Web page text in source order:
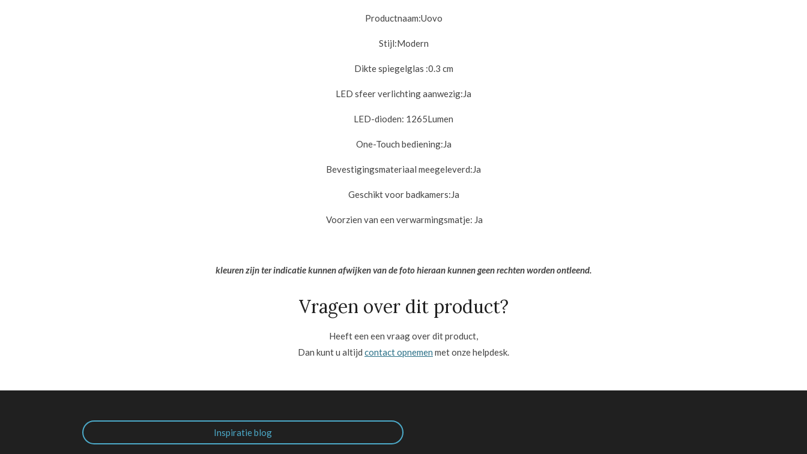
Productnaam:Uovo
Stijl:Modern
Dikte spiegelglas :0.3 cm
LED sfeer verlichting aanwezig:Ja
LED-dioden: 1265Lumen
One-Touch bediening:Ja
Bevestigingsmateriaal meegeleverd:Ja
Geschikt voor badkamers:Ja
Voorzien van een verwarmingsmatje: Ja
kleuren zijn ter indicatie kunnen afwijken van de foto hieraan kunnen geen rechten worden ontleend.
Vragen over dit product?
Heeft een een vraag over dit product,
Dan kunt u altijd contact opnemen met onze helpdesk.
Inspiratie blog